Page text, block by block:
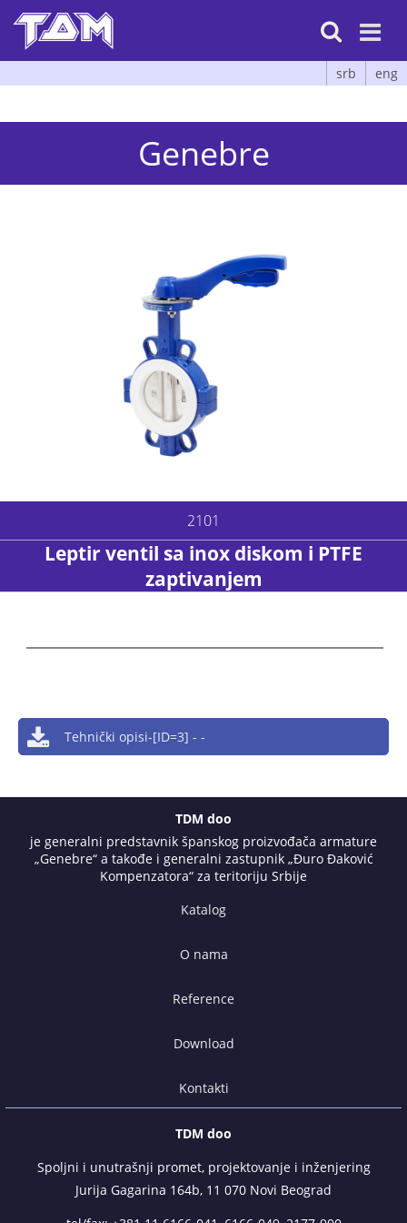

srb eng
Genebre
2101
Leptir ventil sa inox diskom i PTFE
zaptivanjem
Tehnički opisi-[ID=3] - -
TDM doo
je generalni predstavnik španskog proizvođača armature
„Genebre“ a takođe i generalni zastupnik „Đuro Đaković
Kompenzatora“ za teritoriju Srbije
Katalog
O nama
Reference
Download
Kontakti
TDM doo
Spoljni i unutrašnji promet, projektovanje i inženjering
Jurija Gagarina 164b, 11 070 Novi Beograd